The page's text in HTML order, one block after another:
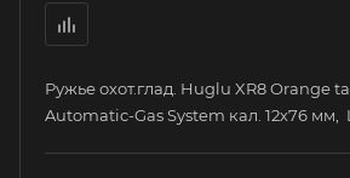
Ружье охот.глад. Huglu XR8 Orange
Automatic-Gas System кал. 12х76 мм,